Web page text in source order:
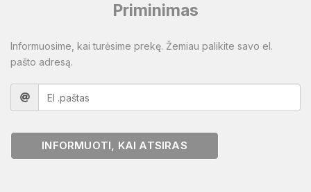
Priminimas
Informuosime, kai turėsime prekę. Žemiau palikite savo el.
pašto adresą.
INFORMUOTI, KAI ATSIRAS